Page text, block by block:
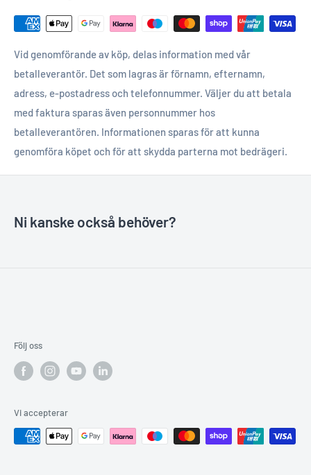
Vid genomförande av köp, delas information med vår
betalleverantör. Det som lagras är förnamn, efternamn,
adress, e-postadress och telefonnummer. Väljer du att betala
med faktura sparas även personnummer hos
betalleverantören. Informationen sparas för att kunna
genomföra köpet och för att skydda parterna mot bedrägeri.
Ni kanske också behöver?
Följ oss
Vi accepterar